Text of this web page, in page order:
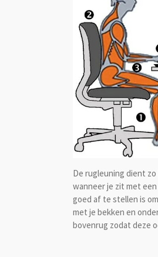
De rugleuning dient
wanneer je zit met
goed af te stellen is
met je bekken en
bovenrug zodat deze